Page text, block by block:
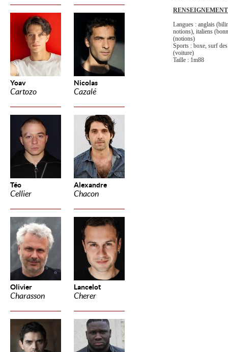
Yoav
Cartozo
Nicolas
Cazalé
Téo
Cellier
Alexandre
Chacon
Olivier
Charasson
Lancelot
Cherer
Langues : anglais
notions), italiens
(notions)
Sports : boxe, surf
(voiture)
Taille : 1m88